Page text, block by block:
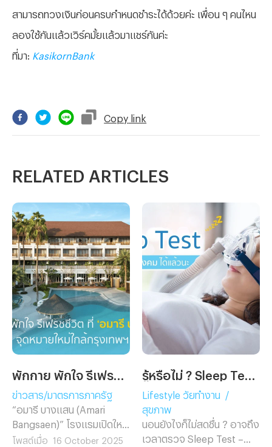
สามารถทวงเงินก่อนครบกำหนดชำระได้ด้วยค่ะ เพื่อน ๆ คนไหน
ลองใช้กันแล้วเวิร์คมั้ยแล้วมาแชร์กันค่ะ
ที่มา: KasikornBank
Copy link
RELATED ARTICLES
ข่าวสาร/มาตรการภาครัฐ
“อมารี บางแสน (Amari
Bangsaen)” โรงแรมเปิดใหม่
ริมทะเลบางแสน ในเครือ ออ
โพสต์เมื่อ 16 October 2025
Lifestyle วัยทำงาน
/
สุขภาพ
นอนยังไงก็ไม่สดชื่น ? อาจถึง
เวลาตรวจ Sleep Test –